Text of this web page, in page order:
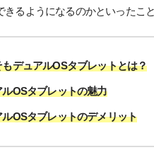
きるようになるのかといったこ
もデュアルOSタブレットとは？
ルOSタブレットの魅力
ルOSタブレットのデメリット